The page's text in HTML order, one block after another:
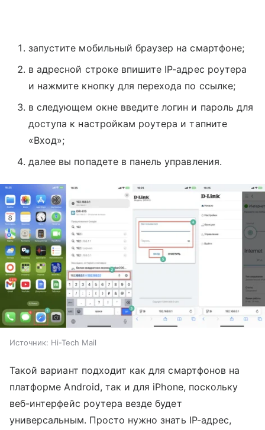
запустите мобильный браузер на смартфоне;
в адресной строке впишите IP-адрес роутера
и нажмите кнопку для перехода по ссылке;
в следующем окне введите логин и пароль для
доступа к настройкам роутера и тапните
«Вход»;
далее вы попадете в панель управления.
Источник: Hi-Tech Mail
Такой вариант подходит как для смартфонов на
платформе Android, так и для iPhone, поскольку
веб-интерфейс роутера везде будет
универсальным. Просто нужно знать IP-адрес,